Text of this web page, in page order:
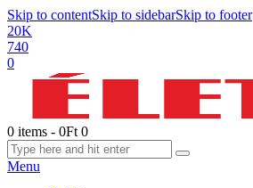
Skip to contentSkip to sidebarSkip to footer
20K
740
0
0 items - 0Ft 0
Menu